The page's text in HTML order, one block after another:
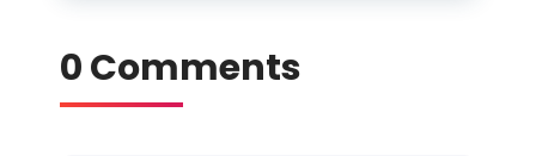
0 Comments